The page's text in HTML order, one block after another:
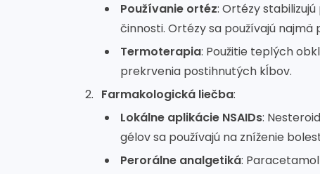
Používanie ortéz: Ortézy
činnosti. Ortézy sa používajú
Termoterapia: Použitie teplých
prekrvenia postihnutých kĺbov.
Farmakologická liečba:
Lokálne aplikácie NSAIDs:
gélov sa používajú na zníženie
Perorálne analgetiká: